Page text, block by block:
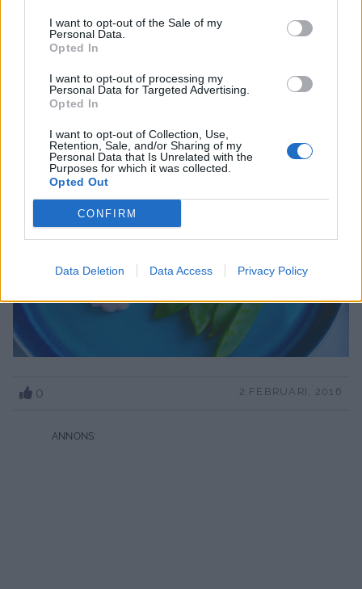
I want to opt-out of the Sale of my
Personal Data.
Opted In
I want to opt-out of processing my
Personal Data for Targeted Advertising.
Opted In
I want to opt-out of Collection, Use,
Retention, Sale, and/or Sharing of my
Personal Data that Is Unrelated with the
Purposes for which it was collected.
Opted Out
CONFIRM
Data Deletion Data Access Privacy Policy
Blanda i majonnäs, crème fraîche och rör ihop. Smaka
av skagenröran med lite salt, peppar och pressad citron.
Förvaras annars övertäckt i kylskåp fram till servering.
0 2 FEBRUARI, 2016